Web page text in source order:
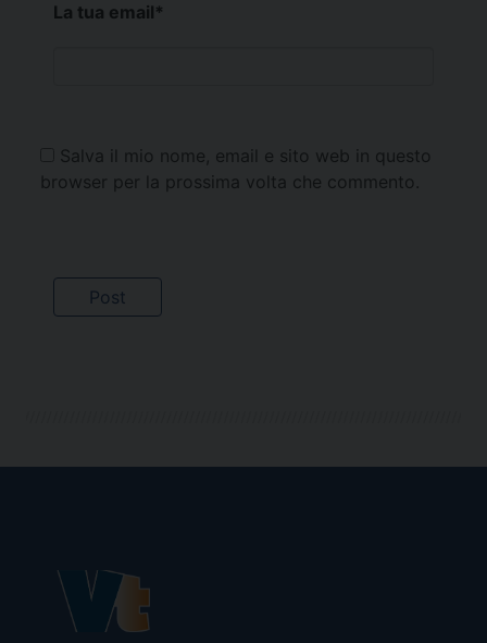
La tua email*
Salva il mio nome, email e sito web in questo
browser per la prossima volta che commento.